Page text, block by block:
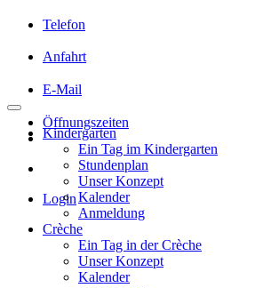
Telefon
Anfahrt
E-Mail
Öffnungszeiten
Login
Kindergarten
Ein Tag im Kindergarten
Stundenplan
Unser Konzept
Kalender
Anmeldung
Crèche
Ein Tag in der Crèche
Unser Konzept
Kalender